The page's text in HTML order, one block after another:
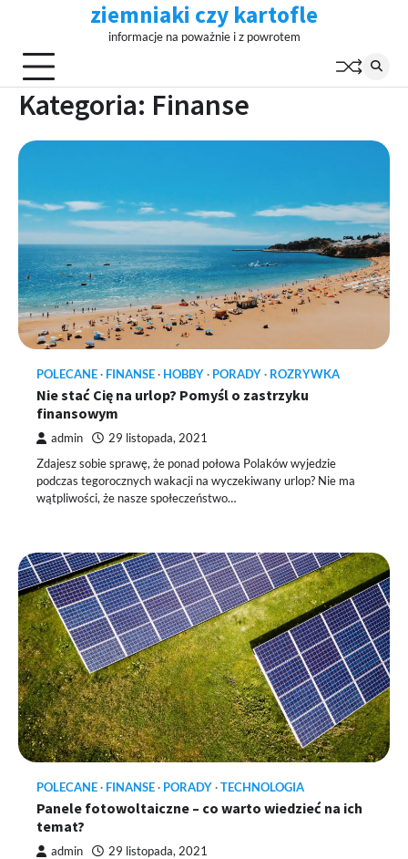
content
ziemniaki czy kartofle
informacje na poważnie i z powrotem
Kategoria: Finanse
POLECANE FINANSE HOBBY PORADY ROZRYWKA
Nie stać Cię na urlop? Pomyśl o zastrzyku
finansowym
admin 29 listopada, 2021
Zdajesz sobie sprawę, że ponad połowa Polaków wyjedzie
podczas tegorocznych wakacji na wyczekiwany urlop? Nie ma
wątpliwości, że nasze społeczeństwo…
POLECANE FINANSE PORADY TECHNOLOGIA
Panele fotowoltaiczne – co warto wiedzieć na ich
temat?
admin 29 listopada, 2021